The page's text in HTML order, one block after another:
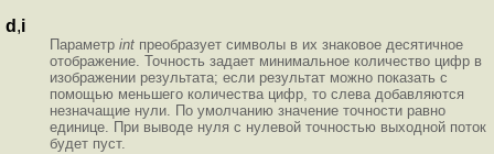
d ,i
Параметр int преобразует символы в их знаковое десятичное
отображение. Точность задает минимальное количество цифр в
изображении результата; если результат можно показать с
помощью меньшего количества цифр, то слева добавляются
незначащие нули. По умолчанию значение точности равно
единице. При выводе нуля с нулевой точностью выходной поток
будет пуст.